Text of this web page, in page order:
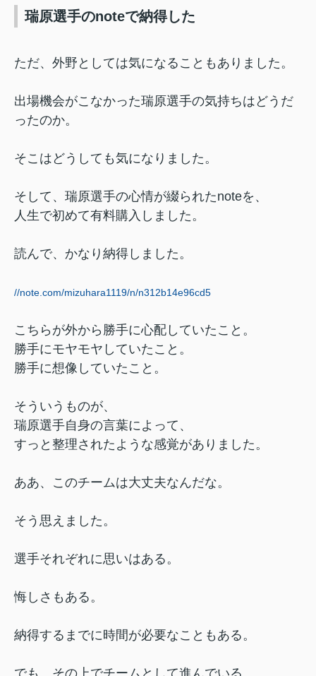
瑞原選手のnoteで納得した
ただ、外野としては気になることもありました。
出場機会がこなかった瑞原選手の気持ちはどうだ
ったのか。
そこはどうしても気になりました。
そして、瑞原選手の心情が綴られたnoteを、
人生で初めて有料購入しました。
読んで、かなり納得しました。
//note.com/mizuhara1119/n/n312b14e96cd5
こちらが外から勝手に心配していたこと。
勝手にモヤモヤしていたこと。
勝手に想像していたこと。
そういうものが、
瑞原選手自身の言葉によって、
すっと整理されたような感覚がありました。
ああ、このチームは大丈夫なんだな。
そう思えました。
選手それぞれに思いはある。
悔しさもある。
納得するまでに時間が必要なこともある。